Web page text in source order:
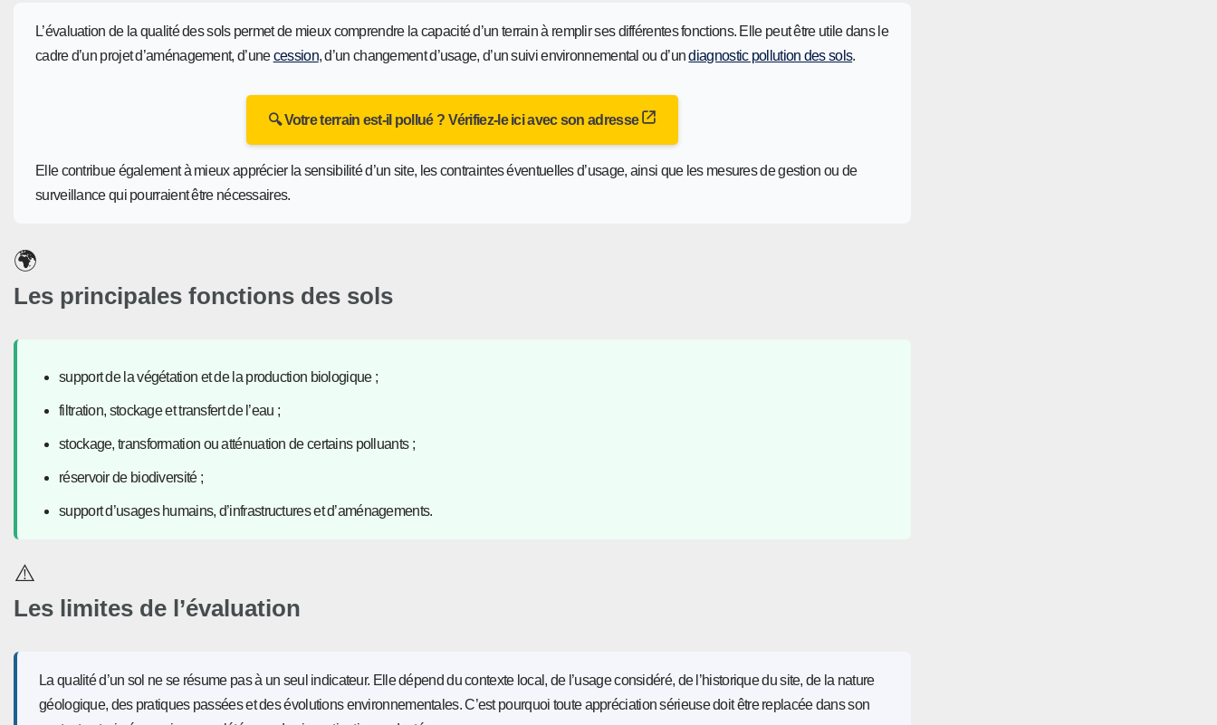
L’évaluation de la qualité des sols permet de mieux comprendre la capacité d’un terrain à remplir ses différentes fonctions. Elle peut être utile dans le
cadre d’un projet d’aménagement, d’unecession, d’un changement d’usage, d’un suivi environnemental ou d’undiagnostic pollution des sols.
🔍 Votre terrain est-il pollué ? Vérifiez-le ici avec son adresse
Elle contribue également à mieux apprécier la sensibilité d’un site, les contraintes éventuelles d’usage, ainsi que les mesures de gestion ou de
surveillance qui pourraient être nécessaires.
🌍
Les principales fonctions des sols
support de la végétation et de la production biologique ;
filtration, stockage et transfert de l’eau ;
stockage, transformation ou atténuation de certains polluants ;
réservoir de biodiversité ;
support d’usages humains, d’infrastructures et d’aménagements.
⚠️
Les limites de l’évaluation
La qualité d’un sol ne se résume pas à un seul indicateur. Elle dépend du contexte local, de l’usage considéré, de l’historique du site, de la nature
géologique, des pratiques passées et des évolutions environnementales. C’est pourquoi toute appréciation sérieuse doit être replacée dans son